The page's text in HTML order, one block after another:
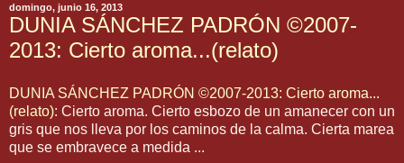
domingo, junio 16, 2013
DUNIA SÁNCHEZ PADRÓN ©2007-
2013: Cierto aroma...(relato)
DUNIA SÁNCHEZ PADRÓN ©2007-2013: Cierto aroma...
(relato): Cierto aroma. Cierto esbozo de un amanecer con un
gris que nos lleva por los caminos de la calma. Cierta marea
que se embravece a medida ...